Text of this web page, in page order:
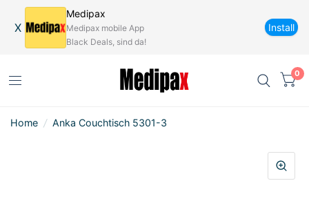
X
Medipax
Medipax mobile App
Black Deals, sind da!
Install
0
Home / Anka Couchtisch 5301-3